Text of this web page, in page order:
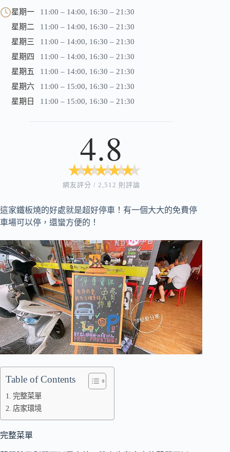
星期一
11:00 – 14:00, 16:30 – 21:30
星期二
11:00 – 14:00, 16:30 – 21:30
星期三
11:00 – 14:00, 16:30 – 21:30
星期四
11:00 – 14:00, 16:30 – 21:30
星期五
11:00 – 14:00, 16:30 – 21:30
星期六
11:00 – 15:00, 16:30 – 21:30
星期日
11:00 – 15:00, 16:30 – 21:30
4.8
★
★ ★
★ ★
★ ★
★ ★
★
網友評分 / 2,512 則評論
這家鐵板燒的好處就是超好停車！ 有一個大大的免費停
車場可以停， 還蠻方便的！
Table of Contents
完整菜單
店家環境
完整菜單